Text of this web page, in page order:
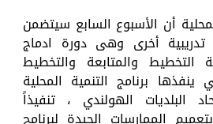
أن الأسبوع السابع سيتضمن
5 دورات تدريبية أخرى وهى دورة ادماج
التخطيط والمتابعة والتخطيط
ينفذها برنامج التنمية المحلية
البلديات الهولندي ، تنفيذاً
الممارسات الجيدة لبرنامج